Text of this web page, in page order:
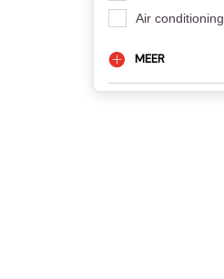
Air conditioning
MEER